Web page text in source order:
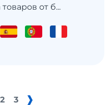
от б...
2 3